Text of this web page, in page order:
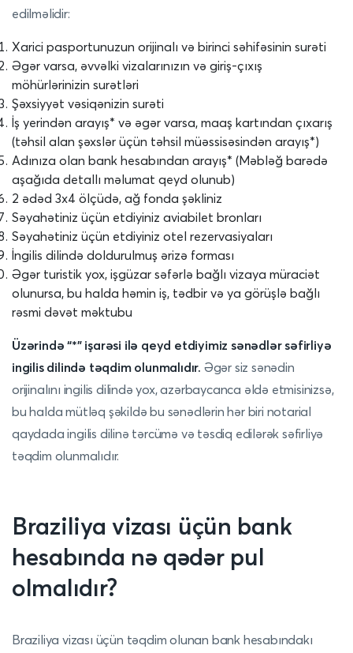
edilməlidir:
Xarici pasportunuzun orijinalı və birinci səhifəsinin surəti
Əgər varsa, əvvəlki vizalarınızın və giriş-çıxış
möhürlərinizin surətləri
Şəxsiyyət vəsiqənizin surəti
İş yerindən arayış* və əgər varsa, maaş kartından çıxarış
(təhsil alan şəxslər üçün təhsil müəssisəsindən arayış*)
Adınıza olan bank hesabından arayış* (Məbləğ barədə
aşağıda detallı məlumat qeyd olunub)
2 ədəd 3x4 ölçüdə, ağ fonda şəkliniz
Səyahətiniz üçün etdiyiniz aviabilet bronları
Səyahətiniz üçün etdiyiniz otel rezervasiyaları
İngilis dilində doldurulmuş ərizə forması
Əgər turistik yox, işgüzar səfərlə bağlı vizaya müraciət
olunursa, bu halda həmin iş, tədbir və ya görüşlə bağlı
rəsmi dəvət məktubu
Üzərində “*” işarəsi ilə qeyd etdiyimiz sənədlər səfirliyə
ingilis dilində təqdim olunmalıdır. Əgər siz sənədin
orijinalını ingilis dilində yox, azərbaycanca əldə etmisinizsə,
bu halda mütləq şəkildə bu sənədlərin hər biri notarial
qaydada ingilis dilinə tərcümə və təsdiq edilərək səfirliyə
təqdim olunmalıdır.
Braziliya vizası üçün bank
hesabında nə qədər pul
olmalıdır?
Braziliya vizası üçün təqdim olunan bank hesabındakı